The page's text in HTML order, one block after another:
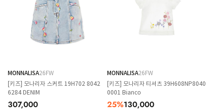
MONNALISA26FW
[키즈] 모나리자 스커트 19H702 8042
6284 DENIM
307,000
MONNALISA26FW
[키즈] 모나리자 티셔츠 39H608NP8040
0001 Bianco
25%130,000